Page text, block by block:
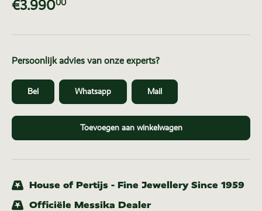
€3.99000
Persoonlijk advies van onze experts?
Bel Whatsapp Mail
Toevoegen aan winkelwagen
House of Pertijs - Fine Jewellery Since 1959
Officiële Messika Dealer